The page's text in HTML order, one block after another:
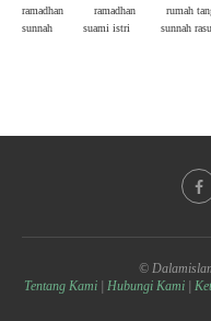
ramadhan
ramadhan rumah
sunnah
suami istri sunnah
©
Tentang Kami
Hubungi Kami|